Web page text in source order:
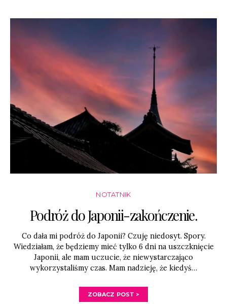
NOTATNIK
Podróż do Japonii-zakończenie.
Co dała mi podróż do Japonii? Czuję niedosyt. Spory.
Wiedziałam, że będziemy mieć tylko 6 dni na uszczknięcie
Japonii, ale mam uczucie, że niewystarczająco
wykorzystaliśmy czas. Mam nadzieję, że kiedyś…
ZOBACZ POST >